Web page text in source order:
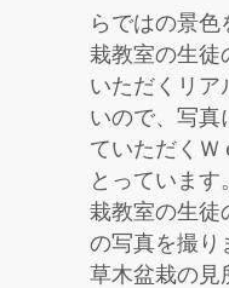
らではの景
栽教室の生徒
いただくリア
いので、写真
ていただくＷ
とっていま
栽教室の生徒
の写真を撮り
草木盆栽の見